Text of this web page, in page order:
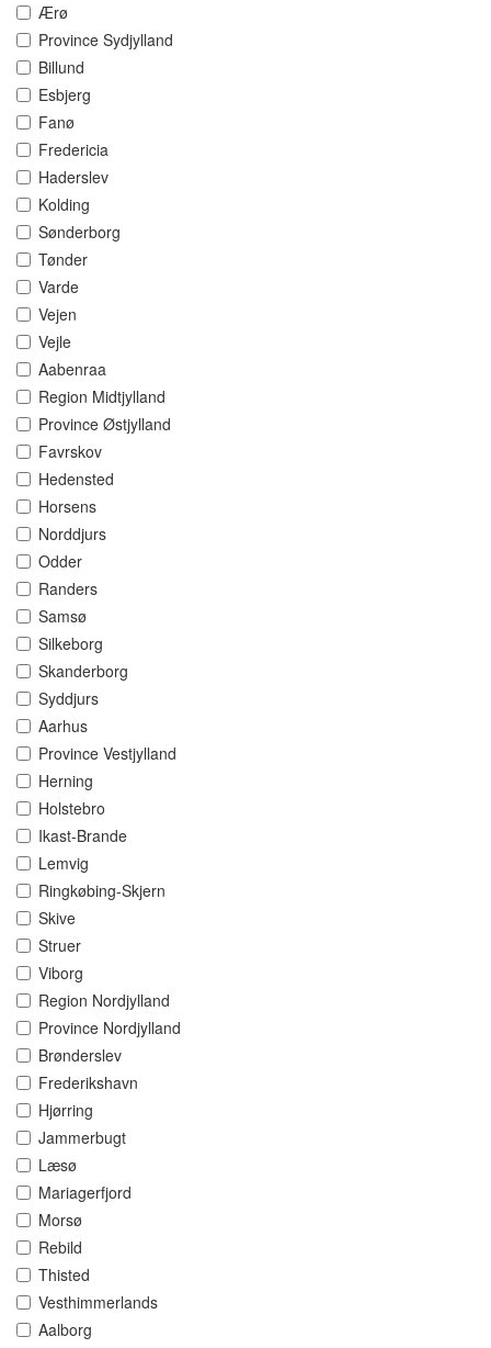
Ærø
Province Sydjylland
Billund
Esbjerg
Fanø
Fredericia
Haderslev
Kolding
Sønderborg
Tønder
Varde
Vejen
Vejle
Aabenraa
Region Midtjylland
Province Østjylland
Favrskov
Hedensted
Horsens
Norddjurs
Odder
Randers
Samsø
Silkeborg
Skanderborg
Syddjurs
Aarhus
Province Vestjylland
Herning
Holstebro
Ikast-Brande
Lemvig
Ringkøbing-Skjern
Skive
Struer
Viborg
Region Nordjylland
Province Nordjylland
Brønderslev
Frederikshavn
Hjørring
Jammerbugt
Læsø
Mariagerfjord
Morsø
Rebild
Thisted
Vesthimmerlands
Aalborg